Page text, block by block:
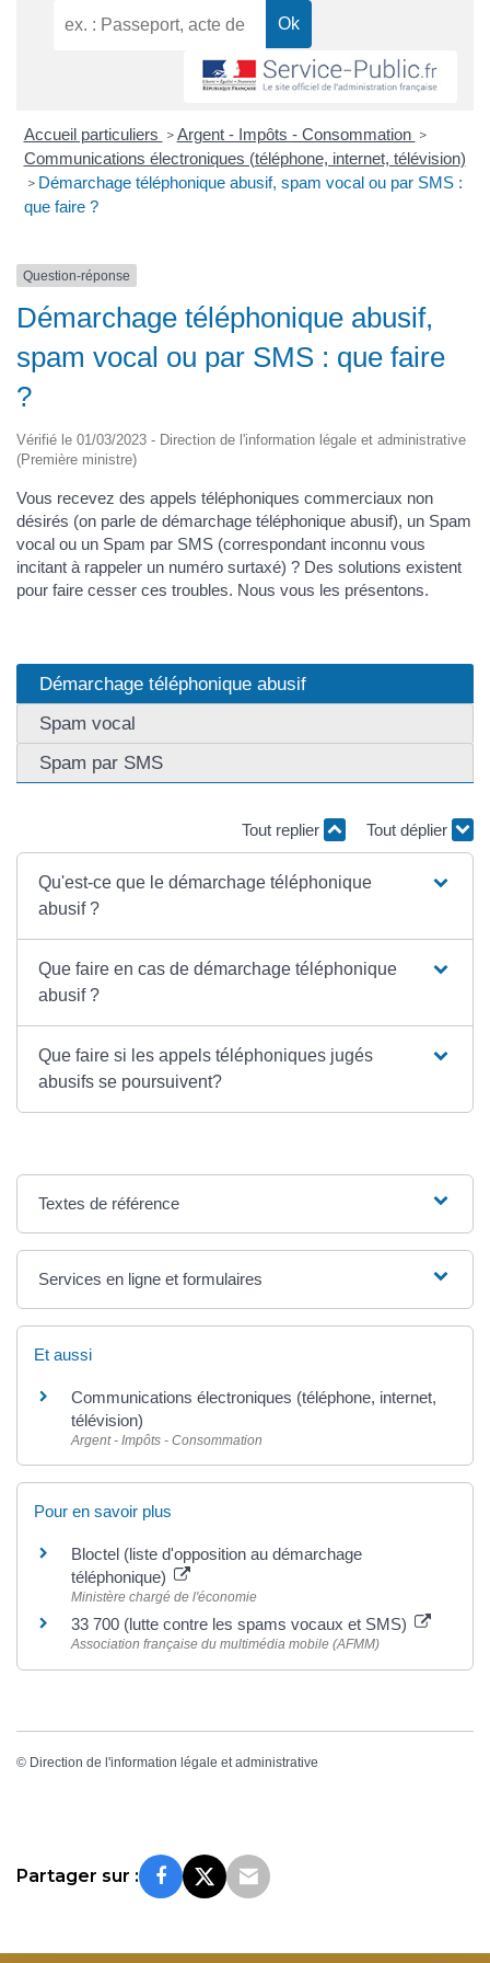
Accueil particuliers > Argent - Impôts - Consommation >
Communications électroniques (téléphone, internet, télévision)
> Démarchage téléphonique abusif, spam vocal ou par SMS :
que faire ?
Question-réponse
Démarchage téléphonique abusif,
spam vocal ou par SMS : que faire
?
Vérifié le 01/03/2023 - Direction de l'information légale et administrative
(Première ministre)
Vous recevez des appels téléphoniques commerciaux non
désirés (on parle de démarchage téléphonique abusif), un Spam
vocal ou un Spam par SMS (correspondant inconnu vous
incitant à rappeler un numéro surtaxé) ? Des solutions existent
pour faire cesser ces troubles. Nous vous les présentons.
Démarchage téléphonique abusif
Spam vocal
Spam par SMS
Tout replier Tout déplier
Qu'est-ce que le démarchage téléphonique
abusif ?
Que faire en cas de démarchage téléphonique
abusif ?
Que faire si les appels téléphoniques jugés
abusifs se poursuivent?
Textes de référence
Services en ligne et formulaires
Et aussi
Communications électroniques (téléphone, internet,
télévision)
Argent - Impôts - Consommation
Pour en savoir plus
Bloctel (liste d'opposition au démarchage
téléphonique)
Ministère chargé de l'économie
33 700 (lutte contre les spams vocaux et SMS)
Association française du multimédia mobile (AFMM)
© Direction de l'information légale et administrative
Partager sur :